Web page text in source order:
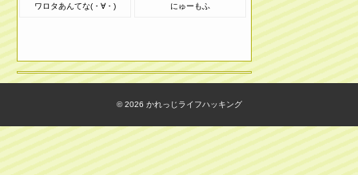
ワロタあんてな(・∀・) にゅーもふ
© 2026 かれっじライフハッキング